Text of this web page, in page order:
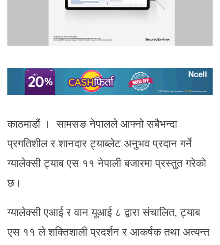
काठमाडौं । सामसङ नेपालले आफ्नो सबैभन्दा
प्रगतिशील र शानदार ट्याब्लेट अनुभव प्रदान गर्ने
ग्यालेक्सी ट्याब एस ११ नेपाली बजारमा प्रस्तुत गरेको
छ।
ग्यालेक्सी एआई र वान यूआई ८ द्वारा संचालित, ट्याब
एस ११ ले शक्तिशाली प्रदर्शन र आकर्षक तथा अत्यन्त